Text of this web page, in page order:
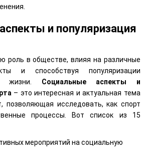
и популяризация
роль в обществе, влияя на различные
и способствуя популяризации
жизни. Социальные аспекты и
– это интересная и актуальная тема
позволяющая исследовать, как спорт
процессы. Вот список из 15
мероприятий на социальную